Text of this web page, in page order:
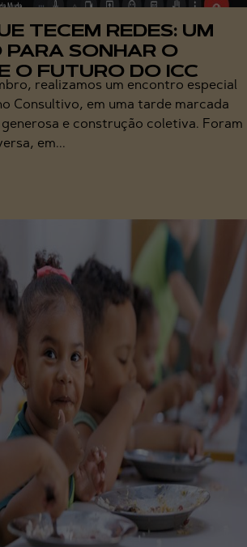
TECEM REDES: UM
PARA SONHAR O
O FUTURO DO ICC
realizamos um encontro especial
Consultivo, em uma tarde marcada
e construção coletiva. Foram
em...